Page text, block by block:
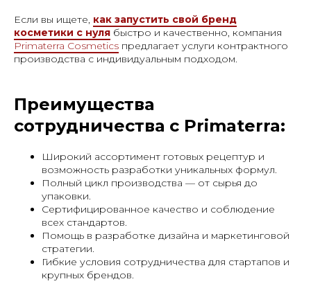
Если вы ищете, как запустить свой бренд
косметики с нуля быстро и качественно, компания
Primaterra Cosmetics предлагает услуги контрактного
производства с индивидуальным подходом.
Преимущества
сотрудничества с Primaterra:
Широкий ассортимент готовых рецептур и
возможность разработки уникальных формул.
Полный цикл производства — от сырья до
упаковки.
Сертифицированное качество и соблюдение
всех стандартов.
Помощь в разработке дизайна и маркетинговой
стратегии.
Гибкие условия сотрудничества для стартапов и
крупных брендов.